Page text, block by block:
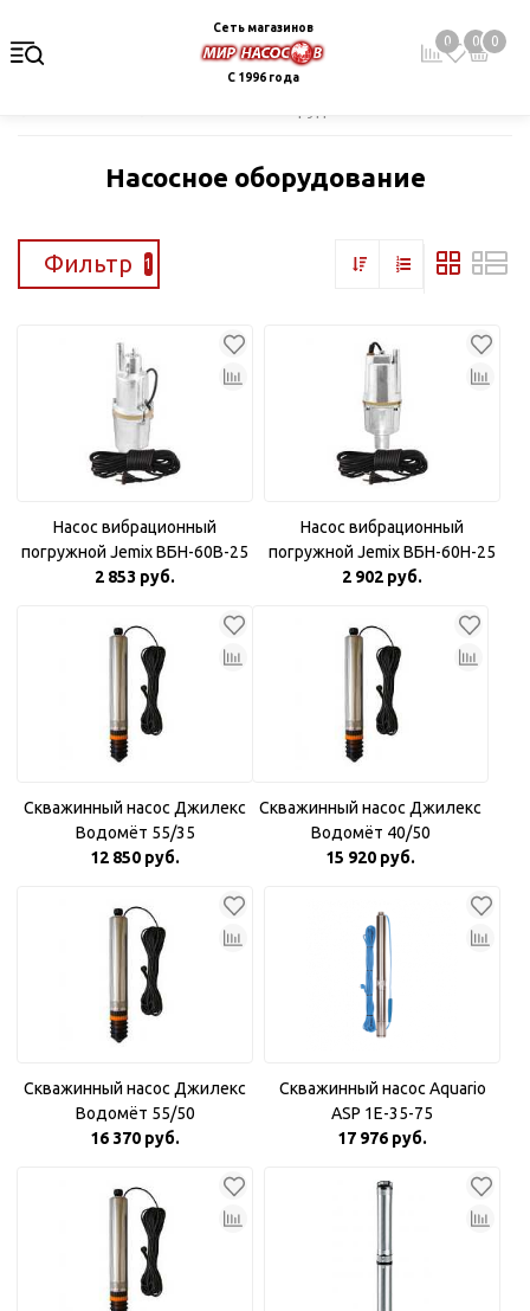
Сеть магазинов
С 1996 года
0 0 0
Насосное оборудование
Фильтр 1
Насос вибрационный
погружной Jemix ВБН-60В-25
Верхний забор воды
2 853 руб.
Насос вибрационный
погружной Jemix ВБН-60Н-25
Нижний забор воды
2 902 руб.
Скважинный насос Джилекс
Водомёт 55/35
12 850 руб.
Скважинный насос Джилекс
Водомёт 40/50
15 920 руб.
Скважинный насос Джилекс
Водомёт 55/50
16 370 руб.
Скважинный насос Aquario
ASP 1E-35-75
17 976 руб.